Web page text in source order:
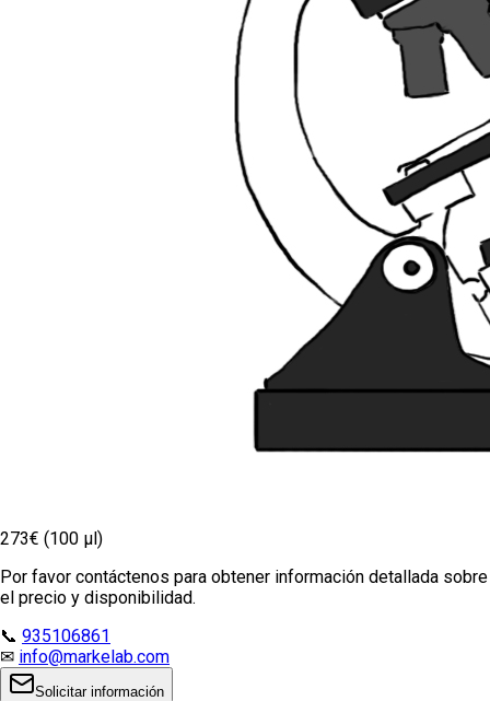
273€ (100 µl)
Por favor contáctenos para obtener información detallada sobre
el precio y disponibilidad.
📞 935106861
✉ info@markelab.com
Solicitar información